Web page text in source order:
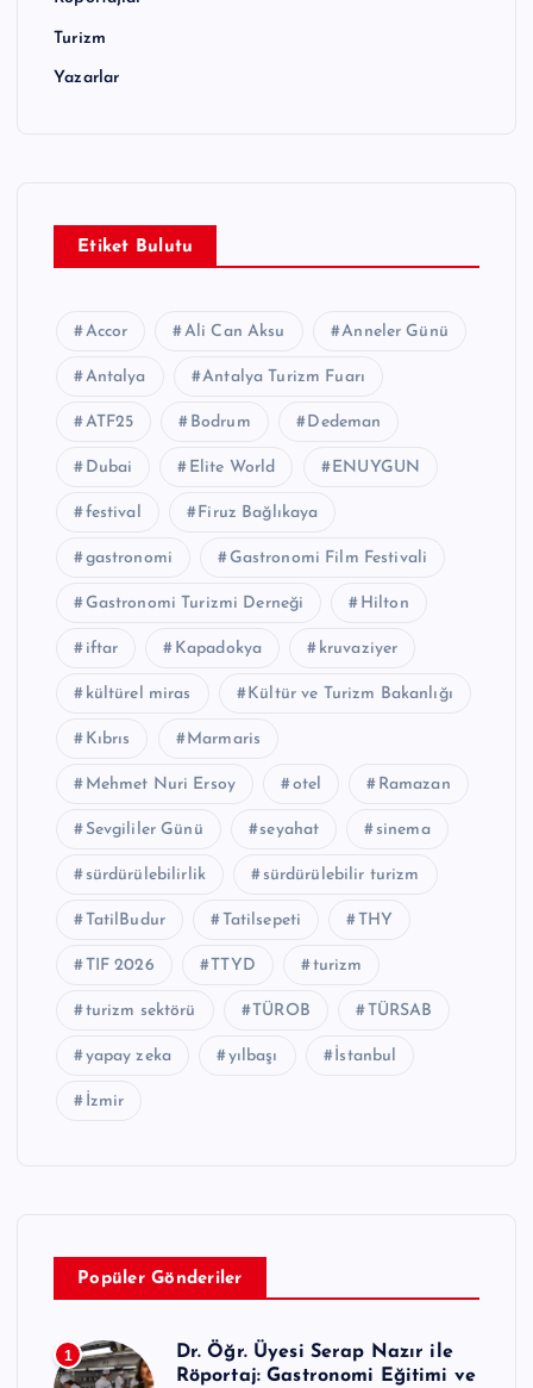
Turizm
Yazarlar
Etiket Bulutu
Accor Ali Can Aksu Anneler Günü
Antalya Antalya Turizm Fuarı
ATF25 Bodrum Dedeman
Dubai Elite World ENUYGUN
festival Firuz Bağlıkaya
gastronomi Gastronomi Film Festivali
Gastronomi Turizmi Derneği Hilton
iftar Kapadokya kruvaziyer
kültürel miras Kültür ve Turizm Bakanlığı
Kıbrıs Marmaris
Mehmet Nuri Ersoy otel Ramazan
Sevgililer Günü seyahat sinema
sürdürülebilirlik sürdürülebilir turizm
TatilBudur Tatilsepeti THY
TIF 2026 TTYD turizm
turizm sektörü TÜROB TÜRSAB
yapay zeka yılbaşı İstanbul
İzmir
Popüler Gönderiler
1
Dr. Öğr. Üyesi Serap Nazır ile
Röportaj: Gastronomi Eğitimi ve